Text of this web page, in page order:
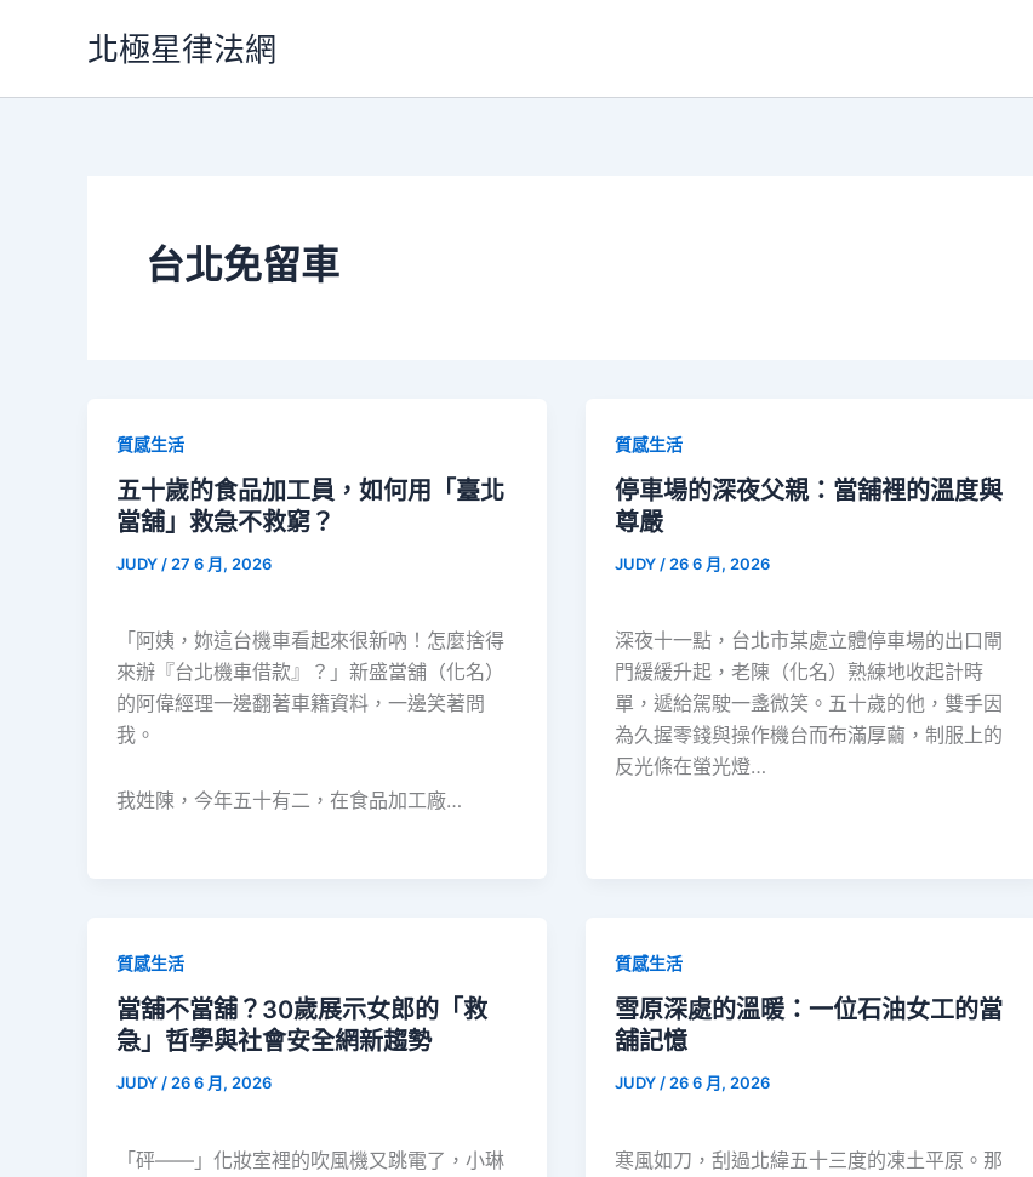
北極星律法網
台北免留車
質感生活
五十歲的食品加工員，如何用「臺北
當舖」救急不救窮？
JUDY / 27 6 月, 2026
「阿姨，妳這台機車看起來很新吶！怎麼捨得
來辦『台北機車借款』？」新盛當舖（化名）
的阿偉經理一邊翻著車籍資料，一邊笑著問
我。
我姓陳，今年五十有二，在食品加工廠…
質感生活
停車場的深夜父親：當舖裡的溫度與
尊嚴
JUDY / 26 6 月, 2026
深夜十一點，台北市某處立體停車場的出口閘
門緩緩升起，老陳（化名）熟練地收起計時
單，遞給駕駛一盞微笑。五十歲的他，雙手因
為久握零錢與操作機台而布滿厚繭，制服上的
反光條在螢光燈…
質感生活
當舖不當舖？30歲展示女郎的「救
急」哲學與社會安全網新趨勢
JUDY / 26 6 月, 2026
「砰——」化妝室裡的吹風機又跳電了，小琳
質感生活
雪原深處的溫暖：一位石油女工的當
舖記憶
JUDY / 26 6 月, 2026
寒風如刀，刮過北緯五十三度的凍土平原。那